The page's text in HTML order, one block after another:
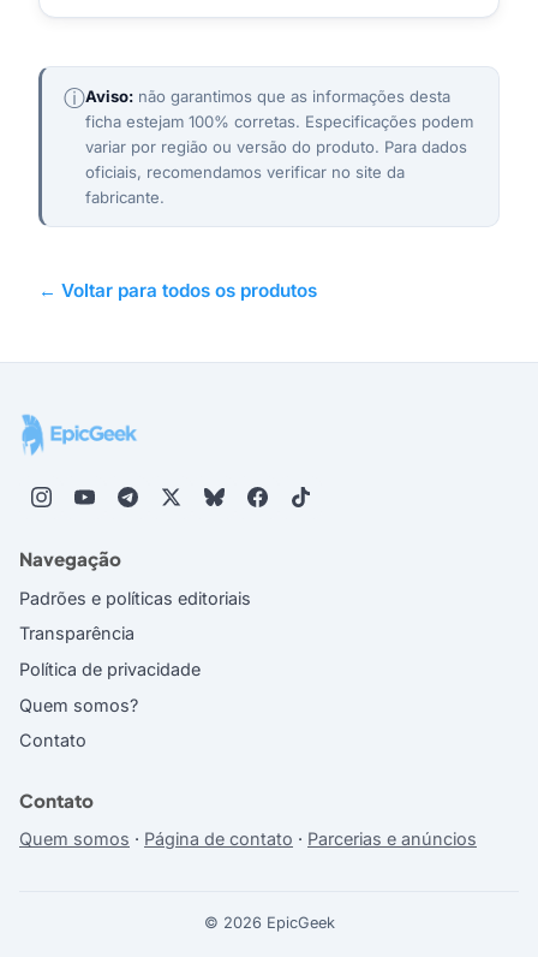
ⓘAviso:não garantimos que as informações desta
ficha estejam 100% corretas. Especificações podem
variar por região ou versão do produto. Para dados
oficiais, recomendamos verificar no site da
fabricante.
← Voltar para todos os produtos
Navegação
Padrões e políticas editoriais
Transparência
Política de privacidade
Quem somos?
Contato
Contato
Quem somos · Página de contato · Parcerias e anúncios
© 2026 EpicGeek